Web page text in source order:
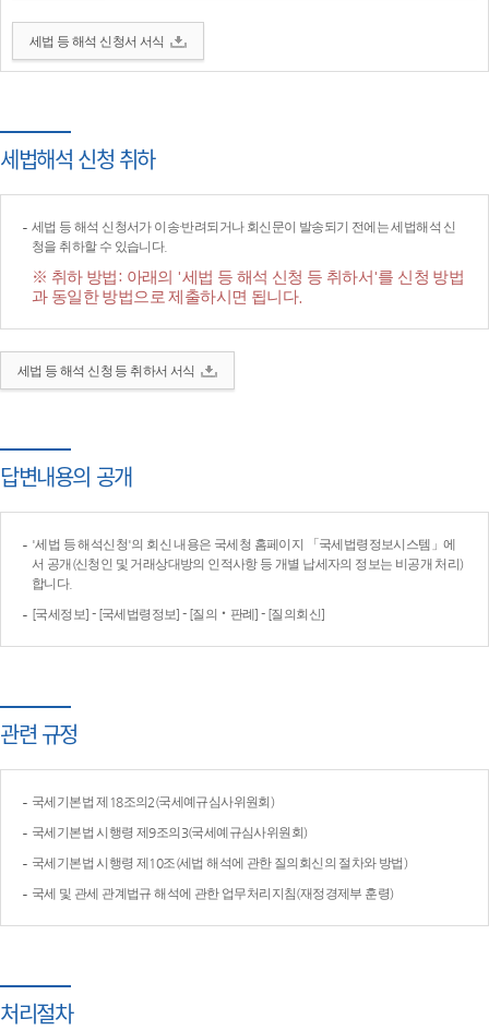
세법 등 해석 신청서 서식
세법해석 신청 취하
세법 등 해석 신청서가 이송·반려되거나 회신문이 발송되기 전에는 세법해석 신
청을 취하할 수 있습니다.
※ 취하 방법: 아래의 '세법 등 해석 신청 등 취하서'를 신청 방법
과 동일한 방법으로 제출하시면 됩니다.
세법 등 해석 신청 등 취하서 서식
답변내용의 공개
'세법 등 해석신청'의 회신 내용은 국세청 홈페이지 「국세법령정보시스템」에
서 공개(신청인 및 거래상대방의 인적사항 등 개별 납세자의 정보는 비공개 처리)
합니다.
[국세정보] - [국세법령정보] - [질의‧판례] - [질의회신]
관련 규정
국세기본법 제18조의2(국세예규심사위원회)
국세기본법 시행령 제9조의3(국세예규심사위원회)
국세기본법 시행령 제10조(세법 해석에 관한 질의회신의 절차와 방법)
국세 및 관세 관계법규 해석에 관한 업무처리지침(재정경제부 훈령)
처리절차